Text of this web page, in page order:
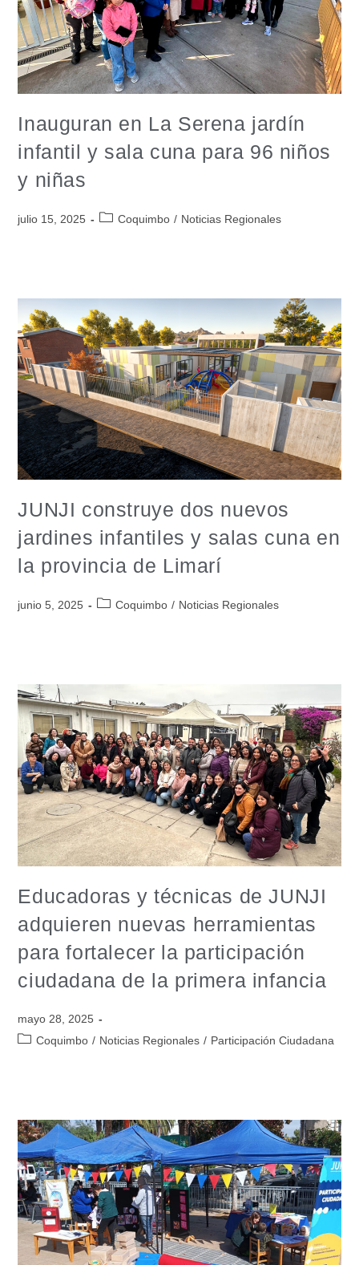
Inauguran en La Serena jardín
infantil y sala cuna para 96 niños
y niñas
julio 15, 2025 Coquimbo / Noticias Regionales
JUNJI construye dos nuevos
jardines infantiles y salas cuna en
la provincia de Limarí
junio 5, 2025 Coquimbo / Noticias Regionales
Educadoras y técnicas de JUNJI
adquieren nuevas herramientas
para fortalecer la participación
ciudadana de la primera infancia
mayo 28, 2025
Coquimbo / Noticias Regionales / Participación Ciudadana